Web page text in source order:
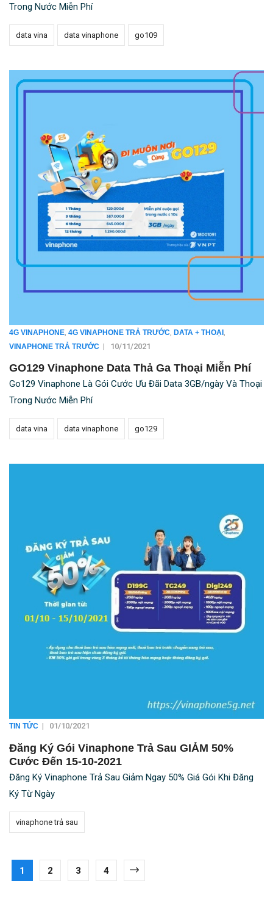
Trong Nước Miễn Phí
data vina data vinaphone go109
4G VINAPHONE 4G VINAPHONE TRẢ TRƯỚC DATA + THOẠI
VINAPHONE TRẢ TRƯỚC | 10/11/2021
GO129 Vinaphone Data Thả Ga Thoại Miễn Phí
Go129 Vinaphone Là Gói Cước Ưu Đãi Data 3GB/ngày Và Thoại
Trong Nước Miễn Phí
data vina data vinaphone go129
TIN TỨC | 01/10/2021
Đăng Ký Gói Vinaphone Trả Sau GIẢM 50%
Cước Đến 15-10-2021
Đăng Ký Vinaphone Trả Sau Giảm Ngay 50% Giá Gói Khi Đăng
Ký Từ Ngày
vinaphone trả sau
1 2 3 4